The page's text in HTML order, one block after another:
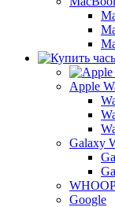
Apple
Galaxy
Google